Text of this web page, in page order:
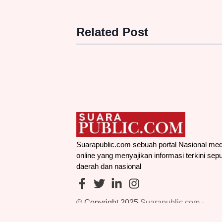
Related Post
Bukan Sekadar Janji Politik,
NasDem Buktikan Kepedulian
10 Ribu Paket Sembako di
Pangalengan
News - 15, Mar, 2026, 08:00:00